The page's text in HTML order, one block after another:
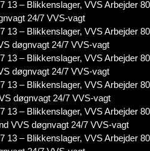
– Blikkenslager, VVS Arbejder
24/7 VVS-vagt
– Blikkenslager, VVS Arbejder
døgnvagt 24/7 VVS-vagt
– Blikkenslager, VVS Arbejder
døgnvagt 24/7 VVS-vagt
– Blikkenslager, VVS Arbejder
døgnvagt 24/7 VVS-vagt
– Blikkenslager, VVS Arbejder
VVS døgnvagt 24/7 VVS-vagt
– Blikkenslager, VVS Arbejder